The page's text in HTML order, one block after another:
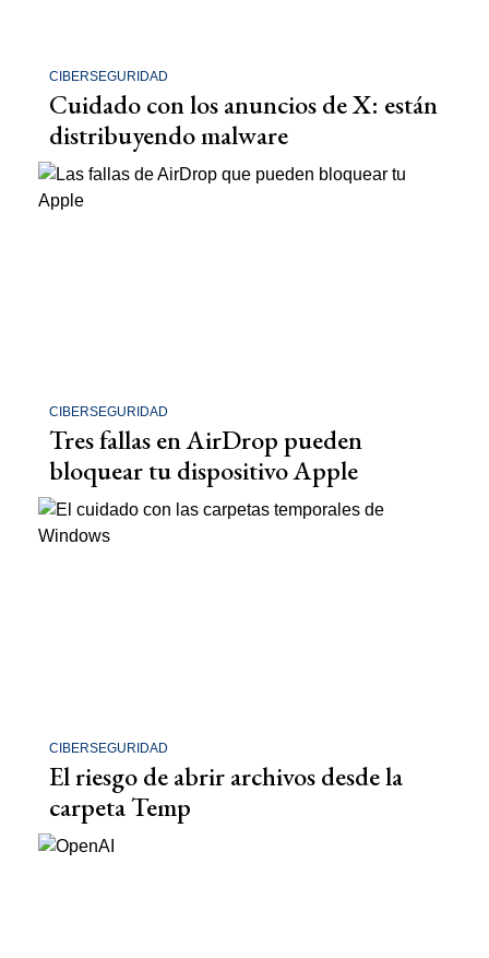
CIBERSEGURIDAD
Cuidado con los anuncios de X: están
distribuyendo malware
CIBERSEGURIDAD
Tres fallas en AirDrop pueden
bloquear tu dispositivo Apple
CIBERSEGURIDAD
El riesgo de abrir archivos desde la
carpeta Temp